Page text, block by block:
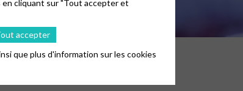
en cliquant sur "Tout accepter et
accepter
que plus d'information sur les cookies